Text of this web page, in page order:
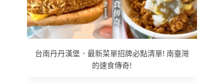
台南丹丹漢堡．最新菜單招牌必點清單! 南臺灣
的速食傳奇!